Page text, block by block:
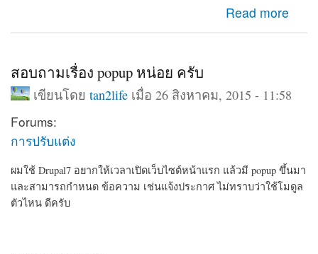
Read more
about มาติดตั้ง ไลน์ Line กดแชร์กันบน Drupalกันทั่วพี่น้อง
ครับ
สอบถามเรื่อง popup หน่อย ครับ
เขียนโดย tan2lifeเมื่อ 26 สิงหาคม, 2015 - 11:58
Forums:
การปรับแต่ง
ผมใช้ Drupal7 อยากให้เวลาเปิดเว็บไซต์หน้าแรก แล้วมี popup ขึ้นมา
และสามารถกำหนด ข้อความ เช่นแจ้งประกาศ ไม่ทราบว่าใช้โมดูล
ตัวไหน ดีครับ